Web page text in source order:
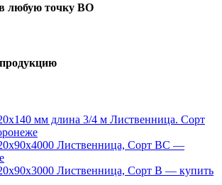
любую точку ВО
мм длина 3/4 м Лиственница. Сорт
Лиственница, Сорт ВС —
Лиственница, Сорт В — купить